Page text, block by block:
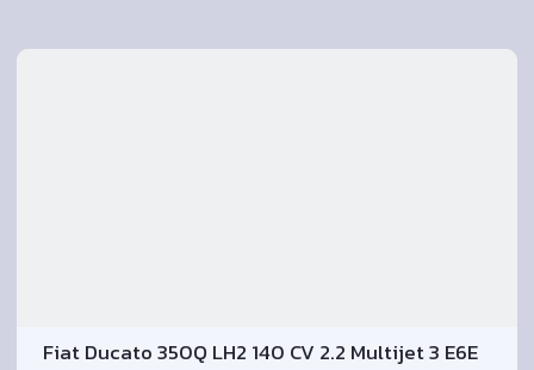
Fiat Ducato 350Q LH2 140 CV 2.2 Multijet 3 E6E